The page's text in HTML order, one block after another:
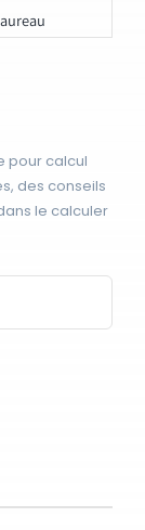
pour calcul
des conseils
le calculer